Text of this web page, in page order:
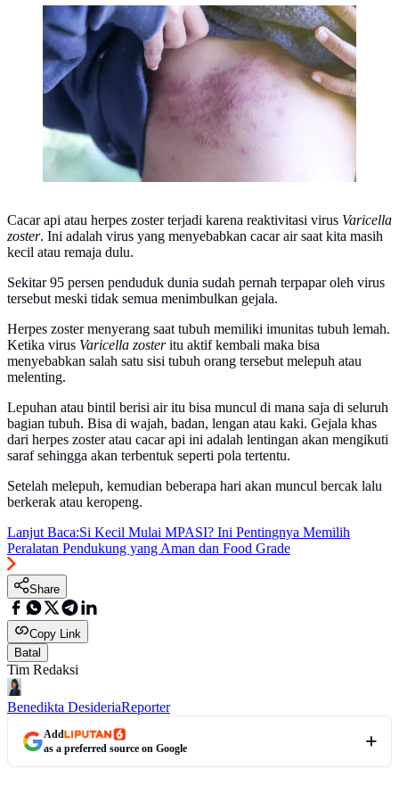
Cacar Api
Cacar api atau herpes zoster terjadi karena reaktivitasi virus Varicella
zoster. Ini adalah virus yang menyebabkan cacar air saat kita masih
kecil atau remaja dulu.
Sekitar 95 persen penduduk dunia sudah pernah terpapar oleh virus
tersebut meski tidak semua menimbulkan gejala.
Herpes zoster menyerang saat tubuh memiliki imunitas tubuh lemah.
Ketika virus Varicella zosteritu aktif kembali maka bisa
menyebabkan salah satu sisi tubuh orang tersebut melepuh atau
melenting.
Lepuhan atau bintil berisi air itu bisa muncul di mana saja di seluruh
bagian tubuh. Bisa di wajah, badan, lengan atau kaki. Gejala khas
dari herpes zoster atau cacar api ini adalah lentingan akan mengikuti
saraf sehingga akan terbentuk seperti pola tertentu.
Setelah melepuh, kemudian beberapa hari akan muncul bercak lalu
berkerak atau keropeng.
Lanjut Baca:Si Kecil Mulai MPASI? Ini Pentingnya Memilih
Peralatan Pendukung yang Aman dan Food Grade
Share
Copy Link
Batal
Tim Redaksi
Benedikta DesideriaReporter
Add
as a preferred source on Google